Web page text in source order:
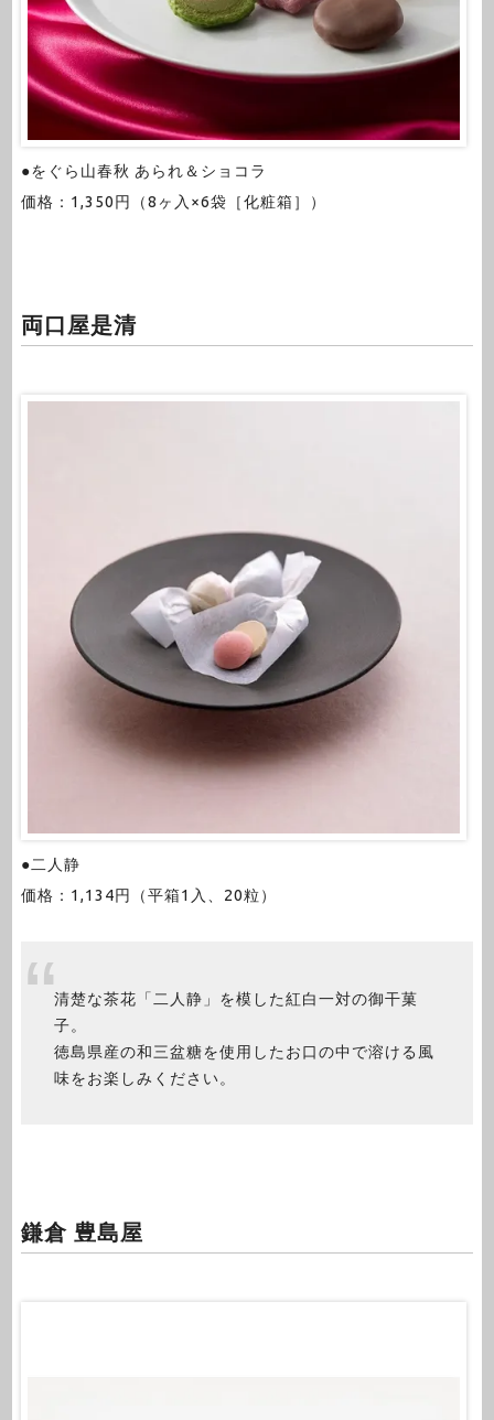
●をぐら山春秋 あられ＆ショコラ
価格：1,350円（8ヶ入×6袋［化粧箱］）
両口屋是清
●二人静
価格：1,134円（平箱1入、20粒）
清楚な茶花「二人静」を模した紅白一対の御干菓
子。
徳島県産の和三盆糖を使用したお口の中で溶ける風
味をお楽しみください。
鎌倉 豊島屋